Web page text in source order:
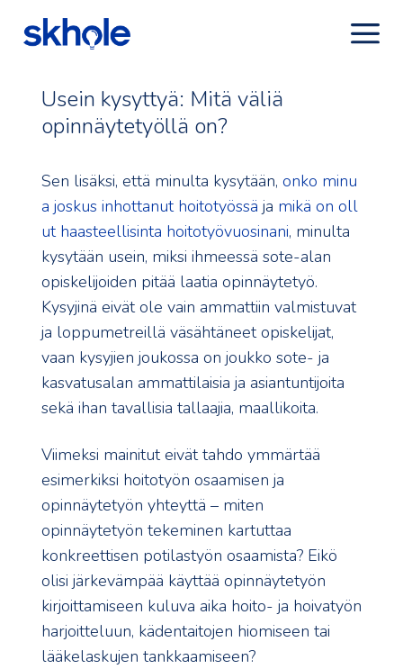
Usein kysyttyä: Mitä väliä
opinnäytetyöllä on?
Sen lisäksi, että minulta kysytään, onko minu
a joskus inhottanut hoitotyössä ja mikä on oll
ut haasteellisinta hoitotyövuosinani, minulta
kysytään usein, miksi ihmeessä sote-alan
opiskelijoiden pitää laatia opinnäytetyö.
Kysyjinä eivät ole vain ammattiin valmistuvat
ja loppumetreillä väsähtäneet opiskelijat,
vaan kysyjien joukossa on joukko sote- ja
kasvatusalan ammattilaisia ja asiantuntijoita
sekä ihan tavallisia tallaajia, maallikoita.
Viimeksi mainitut eivät tahdo ymmärtää
esimerkiksi hoitotyön osaamisen ja
opinnäytetyön yhteyttä – miten
opinnäytetyön tekeminen kartuttaa
konkreettisen potilastyön osaamista? Eikö
olisi järkevämpää käyttää opinnäytetyön
kirjoittamiseen kuluva aika hoito- ja hoivatyön
harjoitteluun, kädentaitojen hiomiseen tai
lääkelaskujen tankkaamiseen?